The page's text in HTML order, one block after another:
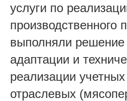
услуги по
производственного
выполняли решение
адаптации и
реализации учетных
отраслевых